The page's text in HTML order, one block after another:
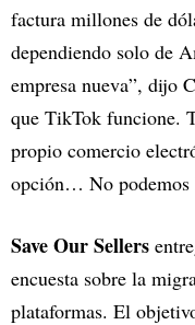
factura millones de
dependiendo solo de
empresa nueva”, dijo
que TikTok funcione.
propio comercio
opción… No podemos
Save Our Sellers
encuesta sobre la
plataformas. El